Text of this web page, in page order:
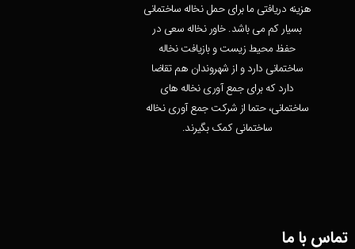
هزینه دریافتی ما برای حمل نخاله ساختمانی
بسیار کم می باشد. خاور نخاله سعی در
حفظ محیط زیست و بازیافت نخاله
ساختمانی دارد و از شهروندان هم تقاضا
دارد که برای جمع آوری نخاله های
ساختمانی، حتما از شرکت جمع آوری نخاله
ساختمانی کمک بگیرند.
تماس با ما